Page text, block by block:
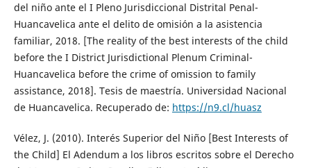
del niño ante el I Pleno Jurisdiccional Distrital Penal-
Huancavelica ante el delito de omisión a la asistencia
familiar, 2018. [The reality of the best interests of the child
before the I District Jurisdictional Plenum Criminal-
Huancavelica before the crime of omission to family
assistance, 2018]. Tesis de maestría. Universidad Nacional
de Huancavelica. Recuperado de: https://n9.cl/huasz
Vélez, J. (2010). Interés Superior del Niño [Best Interests of
the Child] El Adendum a los libros escritos sobre el Derecho